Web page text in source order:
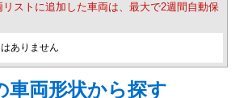
ストに追加した車両は、最大で2週間自動保
ありません
車両形状から探す